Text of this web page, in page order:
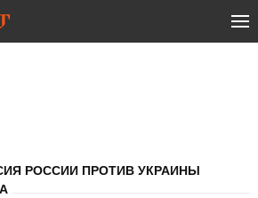
РОССИИ ПРОТИВ УКРАИНЫ